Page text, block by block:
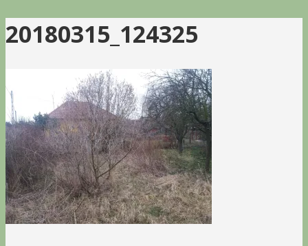
20180315_124325